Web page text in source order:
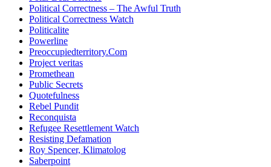
Political Correctness – The Awful Truth
Political Correctness Watch
Politicalite
Powerline
Preoccupiedterritory.Com
Project veritas
Promethean
Public Secrets
Quotefulness
Rebel Pundit
Reconquista
Refugee Resettlement Watch
Resisting Defamation
Roy Spencer, Klimatolog
Saberpoint